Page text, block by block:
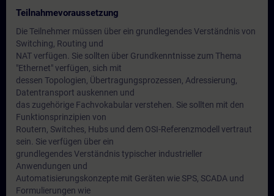
Teilnahmevoraussetzung
Die Teilnehmer müssen über ein grundlegendes Verständnis von
Switching, Routing und
NAT verfügen. Sie sollten über Grundkenntnisse zum Thema
"Ethernet" verfügen, sich mit
dessen Topologien, Übertragungsprozessen, Adressierung,
Datentransport auskennen und
das zugehörige Fachvokabular verstehen. Sie sollten mit den
Funktionsprinzipien von
Routern, Switches, Hubs und dem OSI-Referenzmodell vertraut
sein. Sie verfügen über ein
grundlegendes Verständnis typischer industrieller
Anwendungen und
Automatisierungskonzepte mit Geräten wie SPS, SCADA und
Formulierungen wie